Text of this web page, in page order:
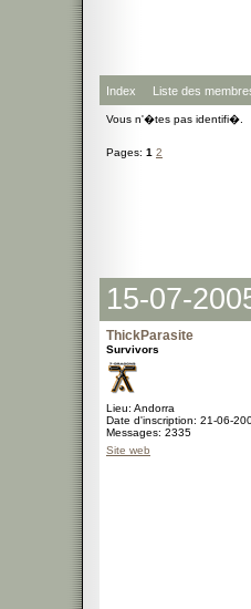
Index Liste des
Vous n'�tes pas identifi�.
Pages: 1 2
15-07-
ThickParasite
Survivors
Lieu: Andorra
Date d'inscription: 21-06-
Messages: 2335
Site web